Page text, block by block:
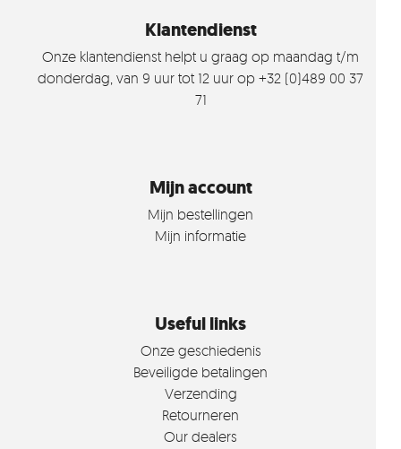
Klantendienst
Onze klantendienst helpt u graag op maandag t/m
donderdag, van 9 uur tot 12 uur op +32 (0)489 00 37
71
Mijn account
Mijn bestellingen
Mijn informatie
Useful links
Onze geschiedenis
Beveiligde betalingen
Verzending
Retourneren
Our dealers